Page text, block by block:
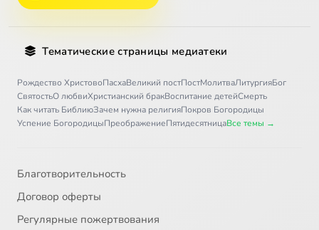
Тематические страницы медиатеки
Рождество ХристовоПасхаВеликий постПостМолитваЛитургияБог
СвятостьО любвиХристианский бракВоспитание детейСмерть
Как читать БиблиюЗачем нужна религияПокров Богородицы
Успение БогородицыПреображениеПятидесятницаВсе темы →
Благотворительность
Договор оферты
Регулярные пожертвования